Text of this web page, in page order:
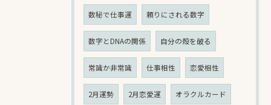
数秘で仕事運 頼りにされる数字
数字とDNAの関係 自分の殻を破る
常識か非常識 仕事相性 恋愛相性
2月運勢 2月恋愛運 オラクルカード